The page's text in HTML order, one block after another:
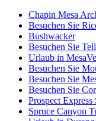
Chapin Mesa
Besuchen Sie
Bushwacker
Besuchen Sie
Urlaub in
Besuchen Sie
Besuchen Sie
Besuchen Sie
Prospect
Spruce Canyon